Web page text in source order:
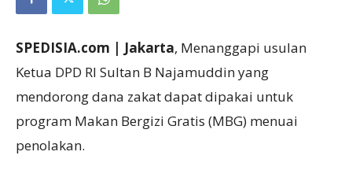
SPEDISIA.com | Jakarta, Menanggapi usulan
Ketua DPD RI Sultan B Najamuddin yang
mendorong dana zakat dapat dipakai untuk
program Makan Bergizi Gratis (MBG) menuai
penolakan.